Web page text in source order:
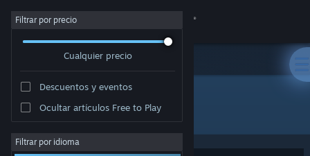
Iniciar sesión
Acerca de
Filtrar por precio
Cualquier precio
Descuentos y eventos
Ocultar artículos Free to Play
Filtrar por idioma
"Arizona Rose and the Pirates' Riddles"